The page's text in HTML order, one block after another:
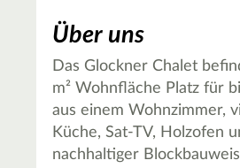
Über uns
Das Glockner Chalet
m² Wohnfläche Platz für
aus einem Wohnzimmer,
Küche, Sat-TV, Holzofen
nachhaltiger